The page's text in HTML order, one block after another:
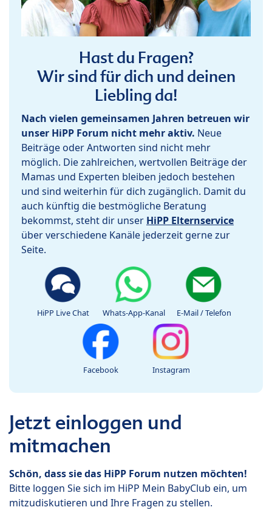
Hast du Fragen?
Wir sind für dich und deinen
Liebling da!
Nach vielen gemeinsamen Jahren betreuen wir
unser HiPP Forum nicht mehr aktiv. Neue
Beiträge oder Antworten sind nicht mehr
möglich. Die zahlreichen, wertvollen Beiträge der
Mamas und Experten bleiben jedoch bestehen
und sind weiterhin für dich zugänglich. Damit du
auch künftig die bestmögliche Beratung
bekommst, steht dir unser HiPP Elternservice
über verschiedene Kanäle jederzeit gerne zur
Seite.
HiPP Live Chat Whats-App-Kanal E-Mail / Telefon
Facebook Instagram
Jetzt einloggen und
mitmachen
Schön, dass sie das HiPP Forum nutzen möchten!
Bitte loggen Sie sich im HiPP Mein BabyClub ein, um
mitzudiskutieren und Ihre Fragen zu stellen.